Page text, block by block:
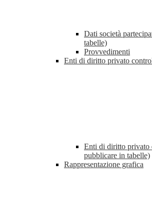
Dati società
tabelle)
Provvedimenti
Enti di diritto privato
Enti di diritto privato
pubblicare in tabelle)
Rappresentazione grafica